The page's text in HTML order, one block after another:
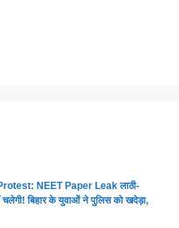
NEET Paper Leak लाठी-
चलेगी! बिहार के युवाओं ने पुलिस को खदेड़ा,